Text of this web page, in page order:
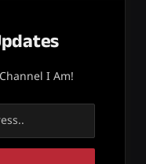
I Am!